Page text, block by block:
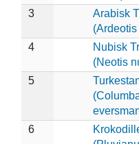
3
Arabisk
4
Nubisk
(Neotis
5
6